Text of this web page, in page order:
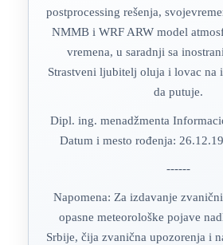
postprocessing rešenja,
NMMB i WRF ARW model
vremena, u saradnji sa
Strastveni ljubitelj oluja i lovac na
da putuje.
Dipl. ing. menadžmenta
Datum i mesto rođenja:
------
Napomena: Za izdavanje
opasne meteorološke pojave
Srbije, čija zvanična upozorenja i